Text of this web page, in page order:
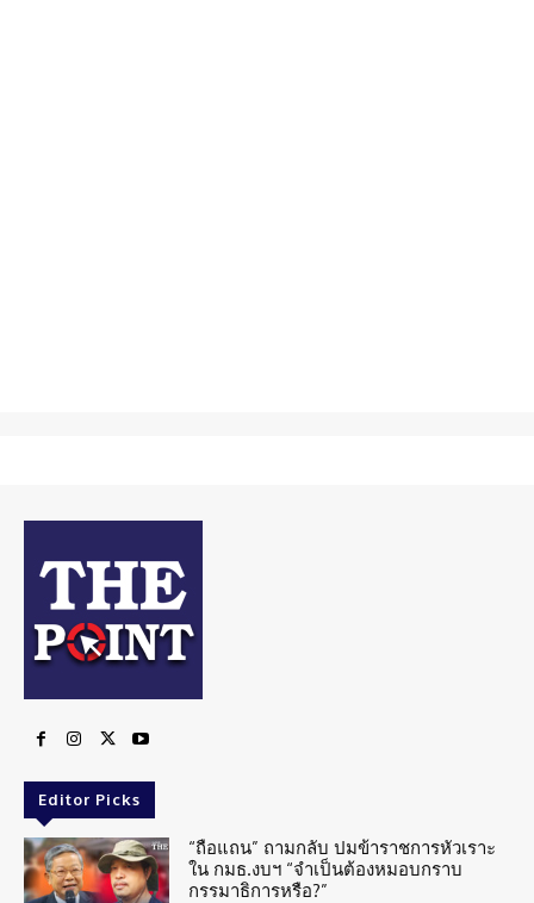
Editor Picks
“ถือแถน” ถามกลับ ปมข้าราชการหัวเราะ
ใน กมธ.งบฯ “จำเป็นต้องหมอบกราบ
กรรมาธิการหรือ?”